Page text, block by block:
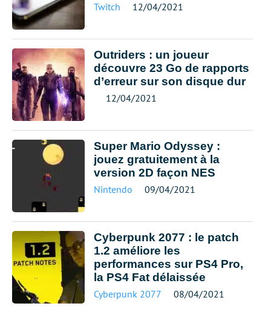
Twitch 12/04/2021
Outriders : un joueur
découvre 23 Go de rapports
d’erreur sur son disque dur
12/04/2021
Super Mario Odyssey :
jouez gratuitement à la
version 2D façon NES
Nintendo 09/04/2021
Cyberpunk 2077 : le patch
1.2 améliore les
performances sur PS4 Pro,
la PS4 Fat délaissée
Cyberpunk 2077 08/04/2021